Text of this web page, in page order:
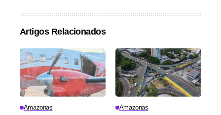
Artigos Relacionados
Amazonas Amazonas